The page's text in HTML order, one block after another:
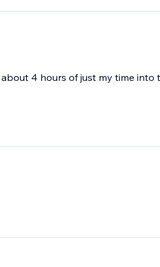
4 hours of just my time into